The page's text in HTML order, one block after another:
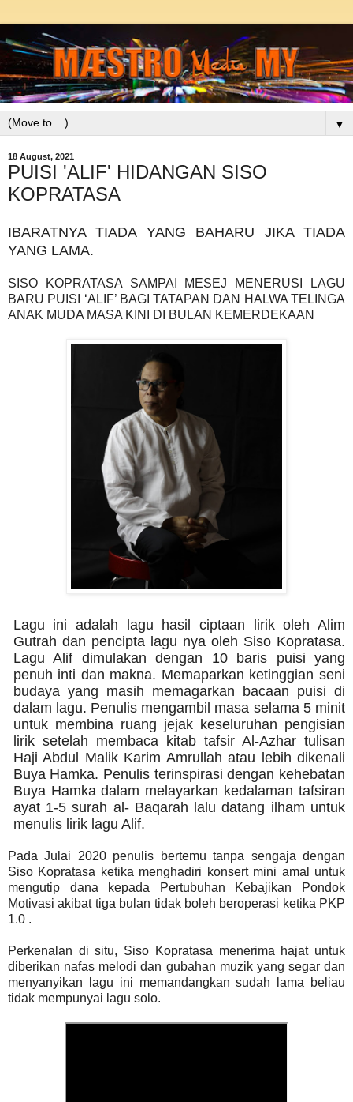
▼
18 August, 2021
PUISI 'ALIF' HIDANGAN SISO
KOPRATASA
IBARATNYA TIADA YANG BAHARU JIKA TIADA
YANG LAMA.
SISO KOPRATASA SAMPAI MESEJ MENERUSI LAGU
BARU PUISI ‘ALIF’ BAGI TATAPAN DAN HALWA TELINGA
ANAK MUDA MASA KINI DI BULAN KEMERDEKAAN
Lagu ini adalah lagu hasil ciptaan lirik oleh Alim
Gutrah dan pencipta lagu nya oleh Siso Kopratasa.
Lagu Alif dimulakan dengan 10 baris puisi yang
penuh inti dan makna. Memaparkan ketinggian seni
budaya yang masih memagarkan bacaan puisi di
dalam lagu. Penulis mengambil masa selama 5 minit
untuk membina ruang jejak keseluruhan pengisian
lirik setelah membaca kitab tafsir Al-Azhar tulisan
Haji Abdul Malik Karim Amrullah atau lebih dikenali
Buya Hamka. Penulis terinspirasi dengan kehebatan
Buya Hamka dalam melayarkan kedalaman tafsiran
ayat 1-5 surah al- Baqarah lalu datang ilham untuk
menulis lirik lagu Alif.
Pada Julai 2020 penulis bertemu tanpa sengaja dengan
Siso Kopratasa ketika menghadiri konsert mini amal untuk
mengutip dana kepada Pertubuhan Kebajikan Pondok
Motivasi akibat tiga bulan tidak boleh beroperasi ketika PKP
1.0 .
Perkenalan di situ, Siso Kopratasa menerima hajat untuk
diberikan nafas melodi dan gubahan muzik yang segar dan
menyanyikan lagu ini memandangkan sudah lama beliau
tidak mempunyai lagu solo.